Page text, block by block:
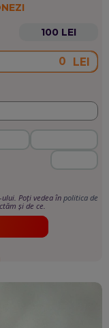
100 LEI
LEI
Poți vedea în politica de
și de ce.